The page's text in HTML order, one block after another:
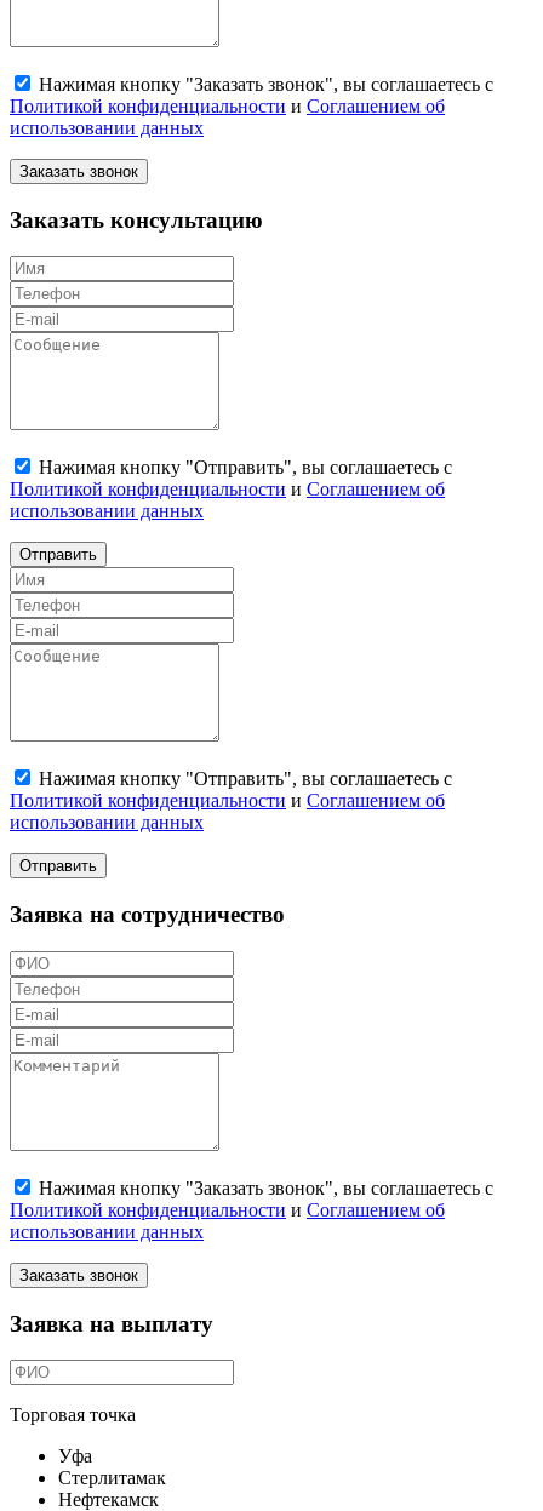
Нажимая кнопку "Заказать звонок", вы соглашаетесь с
Политикой конфиденциальности и Соглашением об
использовании данных
Заказать звонок
Заказать консультацию
Нажимая кнопку "Отправить", вы соглашаетесь с
Политикой конфиденциальности и Соглашением об
использовании данных
Отправить
Нажимая кнопку "Отправить", вы соглашаетесь с
Политикой конфиденциальности и Соглашением об
использовании данных
Отправить
Заявка на сотрудничество
Нажимая кнопку "Заказать звонок", вы соглашаетесь с
Политикой конфиденциальности и Соглашением об
использовании данных
Заказать звонок
Заявка на выплату
Торговая точка
Уфа
Стерлитамак
Нефтекамск